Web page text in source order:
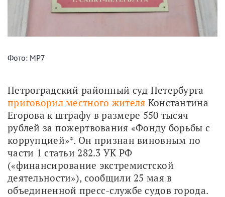
Фото: МР7
приговорил местного жителя Константина
Егорова к штрафу в размере 550 тысяч
рублей за пожертвования «Фонду борьбы с
коррупцией»*. Он признан виновным по
части 1 статьи 282.3 УК РФ
(«финансирование экстремистской
деятельности»), сообщили 25 мая в
объединенной пресс-службе судов города.